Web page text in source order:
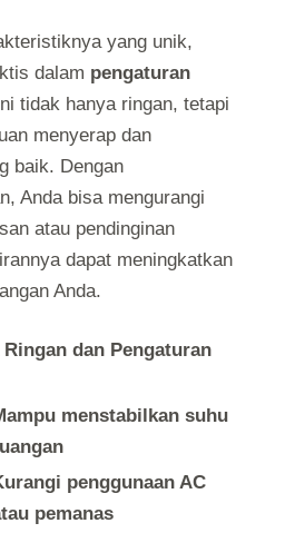
yang unik,
dalam pengaturan
tidak hanya ringan, tetapi
menyerap dan
baik. Dengan
Anda bisa mengurangi
atau pendinginan
dapat meningkatkan
Anda.
dan Pengaturan
menstabilkan suhu
penggunaan AC
pemanas